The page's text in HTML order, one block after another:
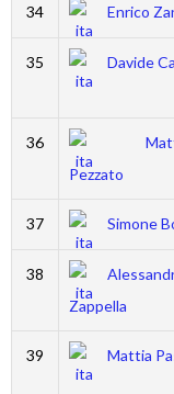
34 Enrico
35 Davide
36
Pezzato
37 Simone
38
Zappella
39 Mattia